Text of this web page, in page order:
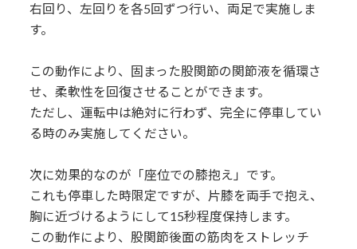
右回り、左回りを各5回ずつ行い、両足で実施しま
す。
この動作により、固まった股関節の関節液を循環さ
せ、柔軟性を回復させることができます。
ただし、運転中は絶対に行わず、完全に停車してい
る時のみ実施してください。
次に効果的なのが「座位での膝抱え」です。
これも停車した時限定ですが、片膝を両手で抱え、
胸に近づけるようにして15秒程度保持します。
この動作により、股関節後面の筋肉をストレッチ